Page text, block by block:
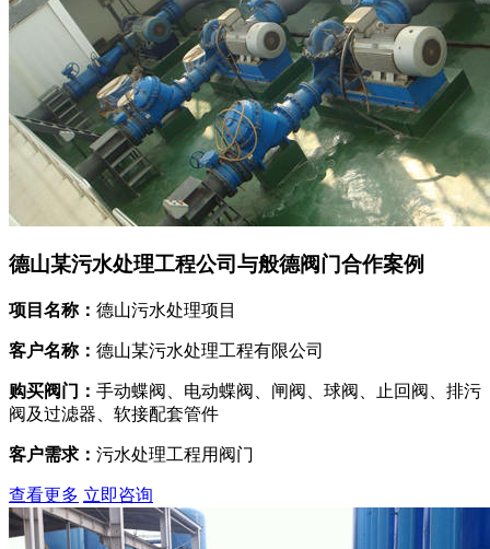
德山某污水处理工程公司与般德阀门合作案例
项目名称： 德山污水处理项目
客户名称： 德山某污水处理工程有限公司
购买阀门： 手动蝶阀、电动蝶阀、闸阀、球阀、止回阀、排污
阀及过滤器、软接配套管件
客户需求： 污水处理工程用阀门
查看更多 立即咨询